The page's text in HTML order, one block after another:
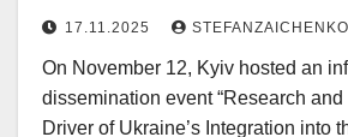
Highlighted at NSFDU
17.11.2025 STEFANZAICHENKO
On November 12, Kyiv hosted an
dissemination event “Research
Driver of Ukraine’s Integration into